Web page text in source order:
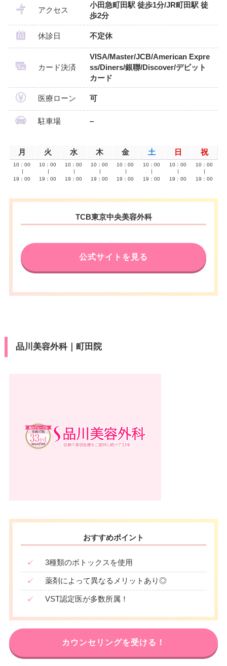
アクセス
小田急町田駅 徒歩1分/JR町田駅 徒
歩2分
休診日 不定休
カード決済
VISA/Master/JCB/American Expre
ss/Diners/銀聯/Discover/デビット
カード
医療ローン 可
駐車場 –
月 火 水 木 金 土 日 祝
10：00
19：00
10：00
19：00
10：00
19：00
10：00
19：00
10：00
19：00
10：00
19：00
10：00
19：00
10：00
19：00
TCB東京中央美容外科
公式サイトを見る
品川美容外科｜町田院
おすすめポイント
✓ 3種類のボトックスを使用
✓ 薬剤によって異なるメリットあり◎
✓ VST認定医が多数所属！
カウンセリングを受ける！